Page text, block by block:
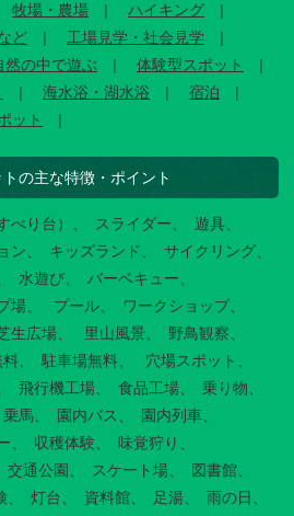
牧場・農場
ハイキング
ど
工場見学・社会見学
然の中で遊ぶ
体験型スポット
海水浴・湖水浴
宿泊
ット
の主な特徴・ポイント
べり台） スライダー
遊具
ン キッズランド
サイクリング
水遊び
バーベキュー
場 プール
ワークショップ
生広場 里山風景
野鳥観察
料 駐車場無料
穴場スポット
飛行機工場 食品工場
乗り物
乗馬 園内バス
園内列車
収穫体験
味覚狩り
交通公園 スケート場
図書館
灯台 資料館 足湯 雨の日